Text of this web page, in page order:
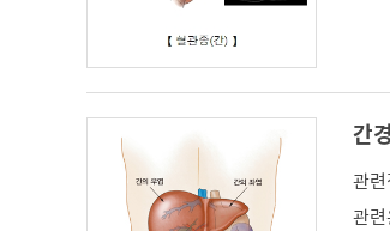
코
하
간
관
관